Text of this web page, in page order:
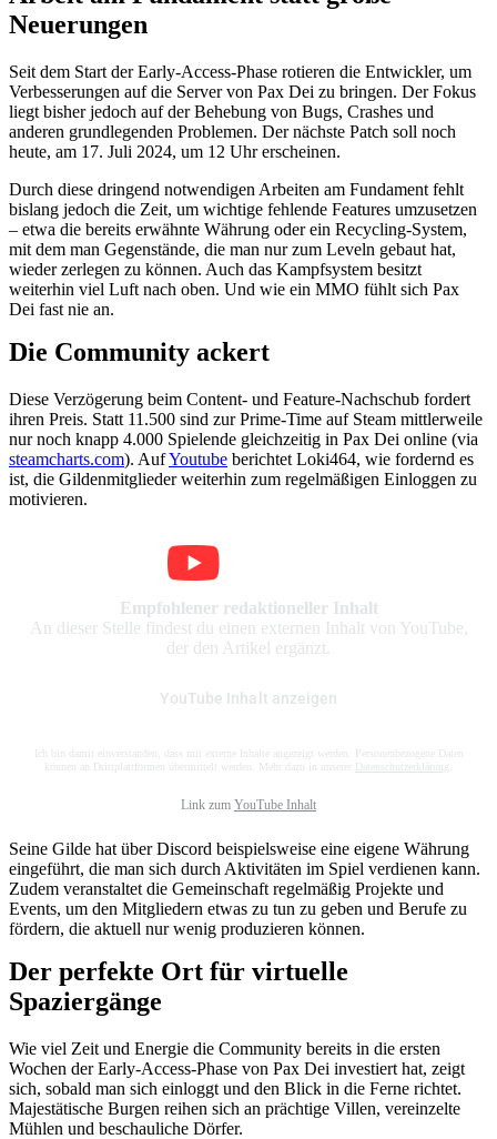
Neuerungen
Seit dem Start der Early-Access-Phase rotieren die Entwickler, um
Verbesserungen auf die Server von Pax Dei zu bringen. Der Fokus
liegt bisher jedoch auf der Behebung von Bugs, Crashes und
anderen grundlegenden Problemen. Der nächste Patch soll noch
heute, am 17. Juli 2024, um 12 Uhr erscheinen.
Durch diese dringend notwendigen Arbeiten am Fundament fehlt
bislang jedoch die Zeit, um wichtige fehlende Features umzusetzen
– etwa die bereits erwähnte Währung oder ein Recycling-System,
mit dem man Gegenstände, die man nur zum Leveln gebaut hat,
wieder zerlegen zu können. Auch das Kampfsystem besitzt
weiterhin viel Luft nach oben. Und wie ein MMO fühlt sich Pax
Dei fast nie an.
Die Community ackert
Diese Verzögerung beim Content- und Feature-Nachschub fordert
ihren Preis. Statt 11.500 sind zur Prime-Time auf Steam mittlerweile
nur noch knapp 4.000 Spielende gleichzeitig in Pax Dei online (via
steamcharts.com). AufYoutube berichtet Loki464, wie fordernd es
ist, die Gildenmitglieder weiterhin zum regelmäßigen Einloggen zu
motivieren.
Empfohlener redaktioneller Inhalt
An dieser Stelle findest du einen externen Inhalt von YouTube,
der den Artikel ergänzt.
YouTube Inhalt anzeigen
Ich bin damit einverstanden, dass mir externe Inhalte angezeigt werden. Personenbezogene Daten
können an Drittplattformen übermittelt werden. Mehr dazu in unserer Datenschutzerklärung
Link zum YouTube Inhalt
Seine Gilde hat über Discord beispielsweise eine eigene Währung
eingeführt, die man sich durch Aktivitäten im Spiel verdienen kann.
Zudem veranstaltet die Gemeinschaft regelmäßig Projekte und
Events, um den Mitgliedern etwas zu tun zu geben und Berufe zu
fördern, die aktuell nur wenig produzieren können.
Der perfekte Ort für virtuelle
Spaziergänge
Wie viel Zeit und Energie die Community bereits in die ersten
Wochen der Early-Access-Phase von Pax Dei investiert hat, zeigt
sich, sobald man sich einloggt und den Blick in die Ferne richtet.
Majestätische Burgen reihen sich an prächtige Villen, vereinzelte
Mühlen und beschauliche Dörfer.